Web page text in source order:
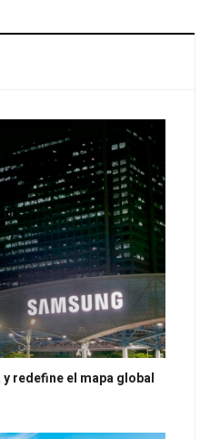
redefine el mapa global